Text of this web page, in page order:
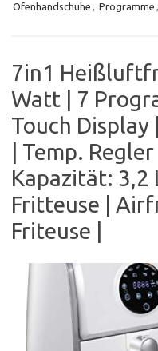
Ofenhandschuhe , Programme ,
7in1
Watt | 7
Touch
| Temp. Regler
Kapazität:
Fritteuse |
Friteuse |